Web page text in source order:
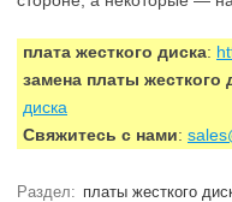
плата жесткого диска:
замена платы жесткого
диска
Свяжитесь с нами:
Раздел: платы жесткого